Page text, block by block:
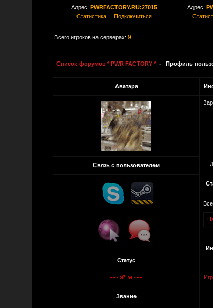
Адрес: PWRFACTORY.RU:27015
Статистика| Подключиться
Адрес:
Всего игроков на серверах: 9
Список форумов * PWR FACTORY * - Профиль
Аватара
Связь с пользователем
Статус
Звание